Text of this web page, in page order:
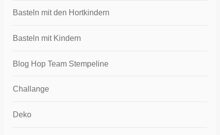
Basteln mit den Hortkindern
Basteln mit Kindern
Blog Hop Team Stempeline
Challange
Deko